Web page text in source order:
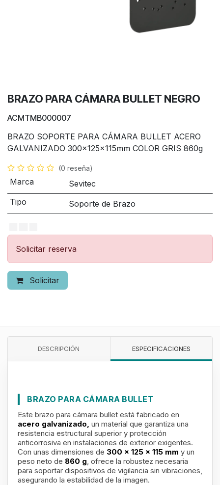
BRAZO PARA CÁMARA BULLET NEGRO
ACMTMB000007
BRAZO SOPORTE PARA CÁMARA BULLET ACERO
GALVANIZADO 300x125x115mm COLOR GRIS 860g
(0 reseña)
Marca
Sevitec
Tipo
Soporte de Brazo
Solicitar reserva
Solicitar
DESCRIPCIÓN ESPECIFICACIONES
BRAZO PARA CÁMARA BULLET
Este brazo para cámara bullet está fabricado en
acero galvanizado, un material que garantiza una
resistencia estructural superior y protección
anticorrosiva en instalaciones de exterior exigentes.
Con unas dimensiones de 300 x 125 x 115 mm y un
peso neto de 860 g, ofrece la robustez necesaria
para soportar dispositivos de vigilancia sin vibraciones,
asegurando la estabilidad de la imagen.